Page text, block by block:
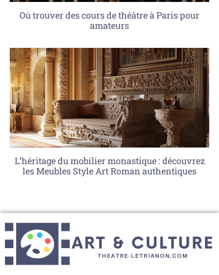
Où trouver des cours de théâtre à Paris pour
amateurs
L’héritage du mobilier monastique : découvrez
les Meubles Style Art Roman authentiques